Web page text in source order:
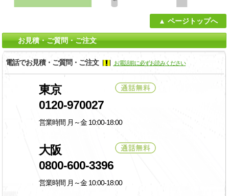
ページトップへ
お見積・ご質問・ご注文
電話でお見積・ご質問・ご注文 お電話前に必ずお読みください
東京
0120-970027
営業時間 月～金 10:00-18:00
大阪
0800-600-3396
営業時間 月～金 10:00-18:00